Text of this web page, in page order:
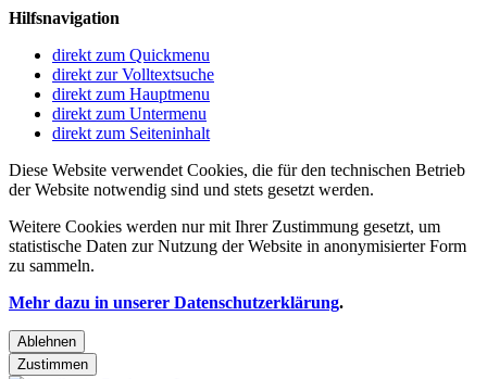
Hilfsnavigation
direkt zum Quickmenu
direkt zur Volltextsuche
direkt zum Hauptmenu
direkt zum Untermenu
direkt zum Seiteninhalt
Diese Website verwendet Cookies, die für den technischen Betrieb
der Website notwendig sind und stets gesetzt werden.
Weitere Cookies werden nur mit Ihrer Zustimmung gesetzt, um
statistische Daten zur Nutzung der Website in anonymisierter Form
zu sammeln.
Mehr dazu in unserer Datenschutzerklärung.
Ablehnen
Zustimmen